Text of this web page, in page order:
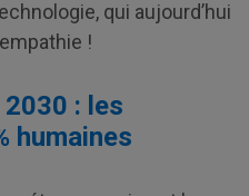
qui aujourd’hui
!
: les
humaines